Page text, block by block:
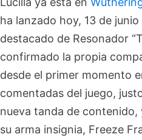
ha lanzado hoy, 13 de
destacado de Resonador
confirmado la propia
desde el primer momento
comentadas del juego,
nueva tanda de contenido,
su arma insignia, Freeze